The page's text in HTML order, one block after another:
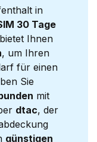
in
30 Tage
Ihnen
, um Ihren
für einen
Sie
mit
dtac, der
günstigen